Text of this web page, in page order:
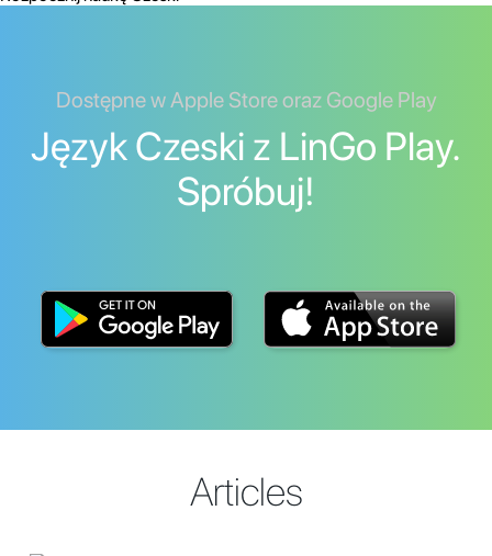
Dostępne w Apple Store oraz Google Play
Język Czeski z LinGo Play.
Spróbuj!
Articles